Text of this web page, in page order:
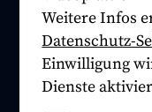
Weitere Infos
Datenschutz-
Einwilligung
Dienste